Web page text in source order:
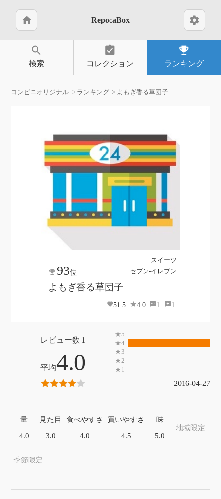
home RepocaBox settings
search
検索
assignment_turned_in
コレクション
emoji_events
ランキング
コンビニオリジナル ランキング よもぎ香る草団子
スイーツ
セブン-イレブン
93位
よもぎ香る草団子
51.5 4.0 1 1
1
4.0
2016-04-27
量
4.0
見た目
3.0
食べやすさ
4.0
買いやすさ
4.5
味
5.0
地域限定
季節限定